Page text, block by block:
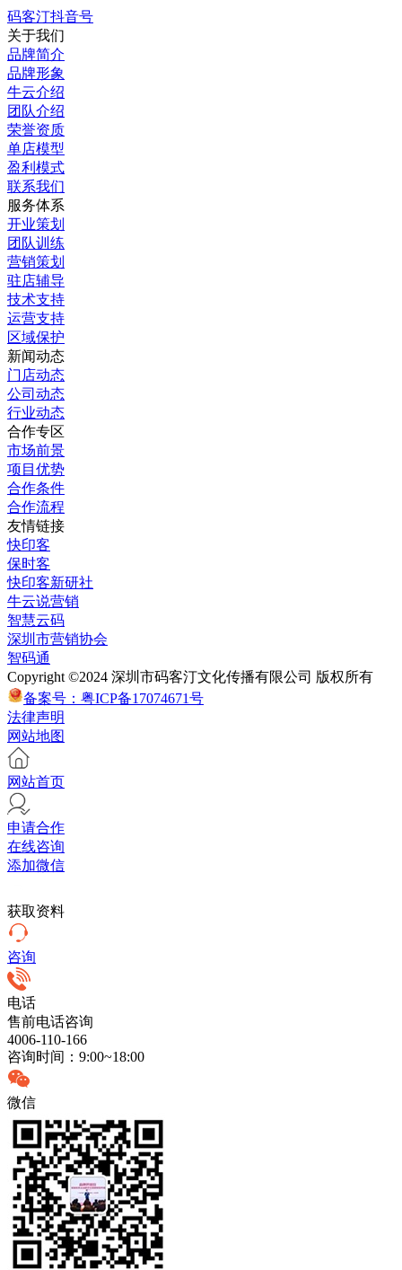
码客汀抖音号
关于我们
品牌简介
品牌形象
牛云介绍
团队介绍
荣誉资质
单店模型
盈利模式
联系我们
服务体系
开业策划
团队训练
营销策划
驻店辅导
技术支持
运营支持
区域保护
新闻动态
门店动态
公司动态
行业动态
合作专区
市场前景
项目优势
合作条件
合作流程
友情链接
快印客
保时客
快印客新研社
牛云说营销
智慧云码
深圳市营销协会
智码通
Copyright ©2024 深圳市码客汀文化传播有限公司 版权所有
备案号：粤ICP备17074671号
法律声明
网站地图
网站首页
申请合作
在线咨询
添加微信
获取资料
咨询
电话
售前电话咨询
4006-110-166
咨询时间：9:00~18:00
微信